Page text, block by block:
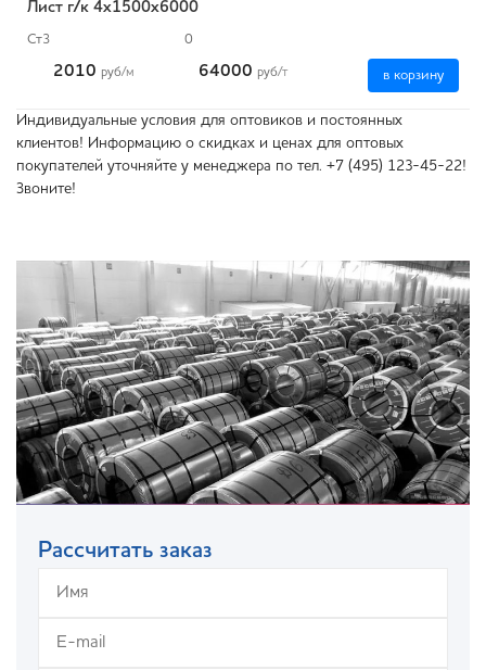
Лист г/к 4х1500х6000
Ст3 0
2010 руб/м 64000 руб/т в корзину
Индивидуальные условия для оптовиков и постоянных
клиентов! Информацию о скидках и ценах для оптовых
покупателей уточняйте у менеджера по тел. +7 (495) 123-45-22!
Звоните!
Рассчитать заказ